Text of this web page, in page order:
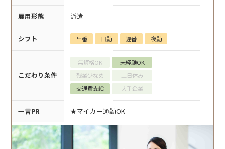
雇用形態 派遣
シフト 早番 日勤 遅番 夜勤
こだわり条件
無資格OK
未経験OK
残業少なめ
土日休み
交通費支給
大手企業
一言PR ★マイカー通勤OK